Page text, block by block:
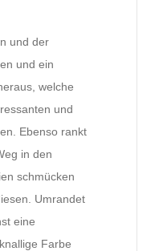
und der
und ein
welche
und
Ebenso rankt
in den
schmücken
Umrandet
eine
Farbe